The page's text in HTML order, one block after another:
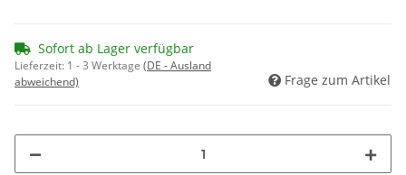
Sofort ab Lager verfügbar
Lieferzeit: 1 - 3 Werktage (DE - Ausland
abweichend)
Frage zum Artikel